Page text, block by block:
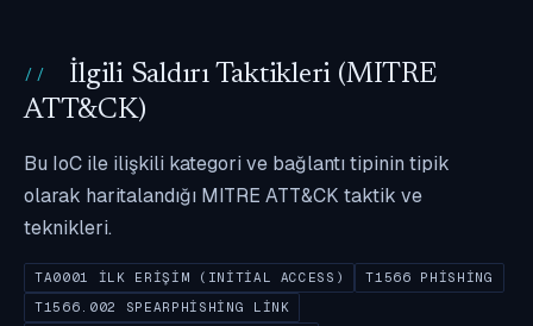
İlgili Saldırı Taktikleri (MITRE
ATT&CK)
Bu IoC ile ilişkili kategori ve bağlantı tipinin tipik
olarak haritalandığı MITRE ATT&CK taktik ve
teknikleri.
TA0001 İLK ERIŞIM (INITIAL ACCESS)
T1566 PHISHING
T1566.002 SPEARPHISHING LINK